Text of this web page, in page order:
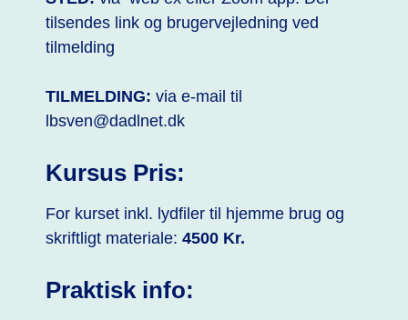
tilsendes link og brugervejledning ved
tilmelding
TILMELDING: via e-mail til
lbsven@dadlnet.dk
Kursus Pris:
For kurset inkl. lydfiler til hjemme brug og
skriftligt materiale: 4500 Kr.
Praktisk info: